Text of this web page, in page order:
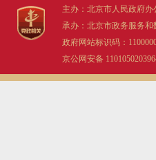
主办：北京市人民政府办
承办：北京市政务服务和
政府网站标识码：
京公网安备